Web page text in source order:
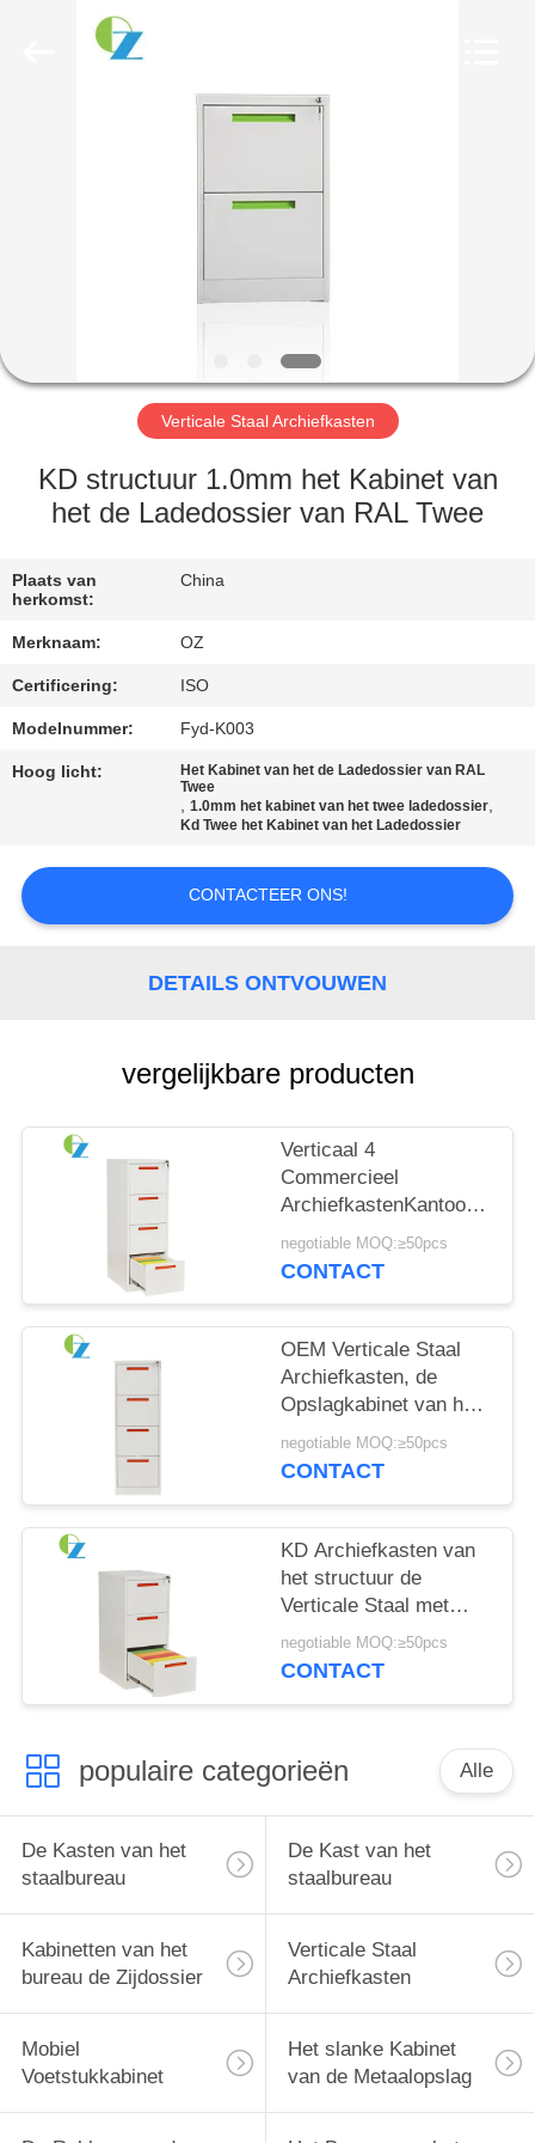
PRODUCTEN
FABRIEKSREIS
KWALITEITSCONTROLE
ONS
NIEUWS
VERZOEK
OM
SITEMAP
Verticale Staal Archiefkasten
KD structuur 1.0mm het Kabinet van
het de Ladedossier van RAL Twee
Plaats van
herkomst:
China
Merknaam: OZ
Certificering: ISO
Modelnummer: Fyd-K003
Hoog licht:
Het Kabinet van het de Ladedossier van RAL
Twee
,1.0mm het kabinet van het twee ladedossier,
Kd Twee het Kabinet van het Ladedossier
CONTACTEER ONS!
DETAILS ONTVOUWEN
vergelijkbare producten
Verticaal 4
Commercieel
van het Laden
Afsluitbaar Metaal
negotiable MOQ:≥50pcs
CONTACT
OEM Verticale Staal
Archiefkasten, de
Opslagkabinet van het
4 Lade Afsluitbaar
Dossier
negotiable MOQ:≥50pcs
CONTACT
KD Archiefkasten van
het structuur de
Verticale Staal met
Drie Lade Modern
Ontwerp
negotiable MOQ:≥50pcs
CONTACT
populaire categorieën Alle
De Kasten van het
staalbureau
De Kast van het
staalbureau
Kabinetten van het
bureau de Zijdossier
Verticale Staal
Archiefkasten
Mobiel
Voetstukkabinet
Het slanke Kabinet
van de Metaalopslag